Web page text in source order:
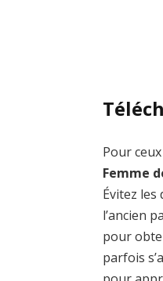
Pour
Femme
Évitez
l’ancien
pour
parfois